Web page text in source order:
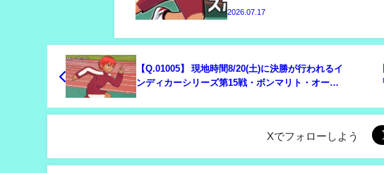
2026.07.17
【Q.01005】 現地時間8/20(土)に決勝が行われるイ
ンディカーシリーズ第15戦・ボンマリト・オート
Xでフォローしよう